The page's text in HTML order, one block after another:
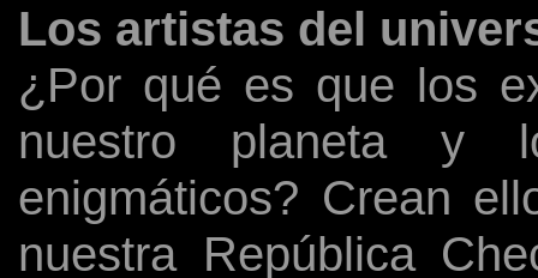
Los artistas del
¿Por qué es que los
nuestro planeta y
enigmáticos? Crean
nuestra República